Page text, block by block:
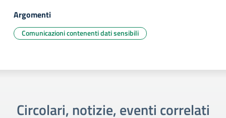
Argomenti
Comunicazioni contenenti dati sensibili
Circolari, notizie, eventi correlati